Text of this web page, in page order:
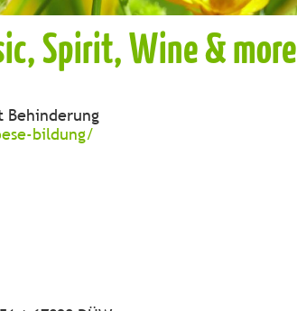
Spirit, Wine & more
Behinderung
bildung/